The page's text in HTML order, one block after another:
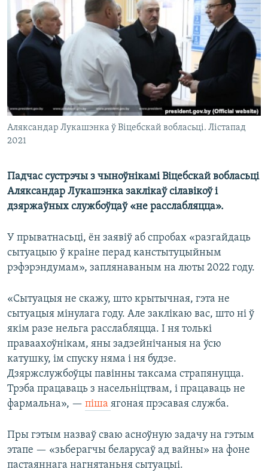
КУЛЬТУРА
КАЛЯНДАР
МОВА
НА ХВАЛЯХ СВАБОДЫ
Аляксандар Лукашэнка ў Віцебскай вобласьці. Лістапад
2021
Падчас сустрэчы з чыноўнікамі Віцебскай вобласьці
Аляксандар Лукашэнка заклікаў сілавікоў і
дзяржаўных службоўцаў «не расслабляцца».
У прыватнасьці, ён заявіў аб спробах «разгайдаць
сытуацыю ў краіне перад канстытуцыйным
рэфэрэндумам», заплянаваным на люты 2022 году.
«Сытуацыя не скажу, што крытычная, гэта не
сытуацыя мінулага году. Але заклікаю вас, што ні ў
якім разе нельга расслабляцца. І ня толькі
праваахоўнікам, яны задзейнічаныя на ўсю
катушку, ім спуску няма і ня будзе.
Дзяржслужбоўцы павінны таксама страпянуцца.
Трэба працаваць з насельніцтвам, і працаваць не
фармальна», — піша ягоная прэсавая служба.
Пры гэтым назваў сваю асноўную задачу на гэтым
этапе — «зьберагчы беларусаў ад вайны» на фоне
пастаяннага нагнятаньня сытуацыі.